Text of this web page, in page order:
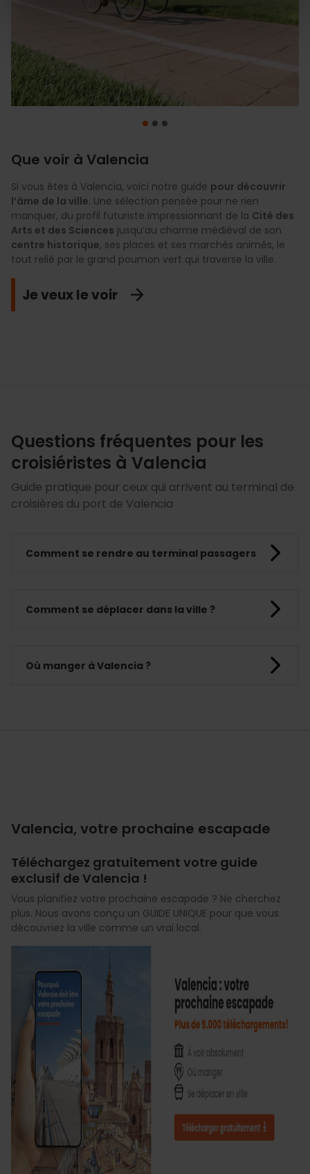
Que voir à Valencia
Si vous êtes à Valencia, voici notre guide pour découvrir
l’âme de la ville. Une sélection pensée pour ne rien
manquer, du profil futuriste impressionnant de la Cité des
Arts et des Sciences jusqu’au charme médiéval de son
centre historique, ses places et ses marchés animés, le
tout relié par le grand poumon vert qui traverse la ville.
Je veux le voir
Pour te sentir comme unlocal, voici les expériencesque,
si tu aimes l’unique, tu dois vivre pendant ton séjour. Nous
te proposons desactivités à forte identité qui vont au-
delà du tourisme traditionnel, comme explorer les espaces
naturels où naît la gastronomie locale, parcourir les
monuments les plus emblématiques de façon active ou
ville.
Découvrez Valencia à votre rythme avec une sélection
soignée d’expériences premium.Culture, gastronomie,
shopping, bien-être et naturese combinent dans des
propositions conçues pour vivre une ville authentique à
travers desactivités accessibles et uniques en
Méditerranée, incluant des visites privées, une haute
pas de la mer.
Questions fréquentes pour les
croisiéristes à Valencia
Guide pratique pour ceux qui arrivent au terminal de
croisières du port de Valencia
Comment se rendre au terminal passagers
Comment se déplacer dans la ville ?
Où manger à Valencia ?
Valencia, votre prochaine escapade
Téléchargez gratuitement votre guide
exclusif de Valencia !
Vous planifiez votre prochaine escapade ? Ne cherchez
plus. Nous avons conçu un GUIDE UNIQUE pour que vous
découvriez la ville comme un vrai local.